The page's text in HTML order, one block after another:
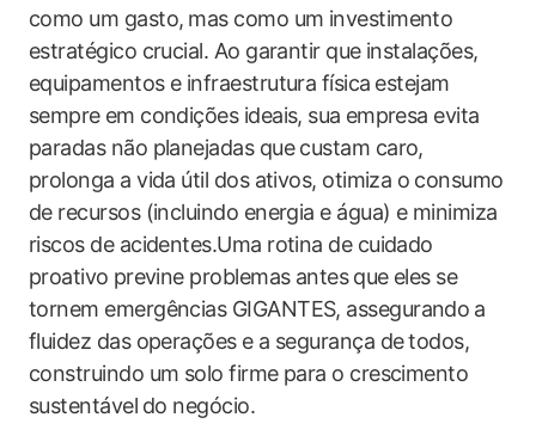
como um gasto, ⁢mas como ​um ​investimento⁤
estratégico crucial. Ao garantir que instalações,
equipamentos e ‍infraestrutura física ⁣estejam‌
sempre⁢ em condições ideais, sua ⁣empresa evita
‍paradas não planejadas ‌que custam caro,
prolonga a vida útil dos ativos, otimiza o ⁤consumo
de ​recursos (incluindo energia e água) e minimiza
riscos de ​acidentes.Uma rotina de​ cuidado
proativo⁢ previne problemas antes⁤ que​ eles se
tornem ‌emergências GIGANTES, assegurando⁢ a‌
fluidez das operações‌ e a segurança de⁣ todos,
construindo um solo firme para ‌o crescimento
sustentável⁢ do negócio.